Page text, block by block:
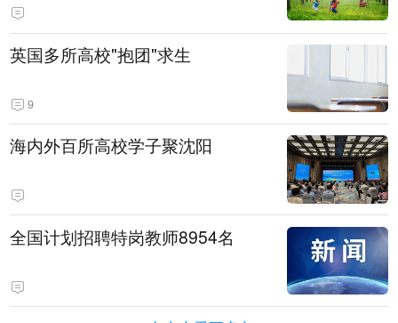
英国多所高校"抱团"求生
9
海内外百所高校学子聚沈阳
全国计划招聘特岗教师8954名